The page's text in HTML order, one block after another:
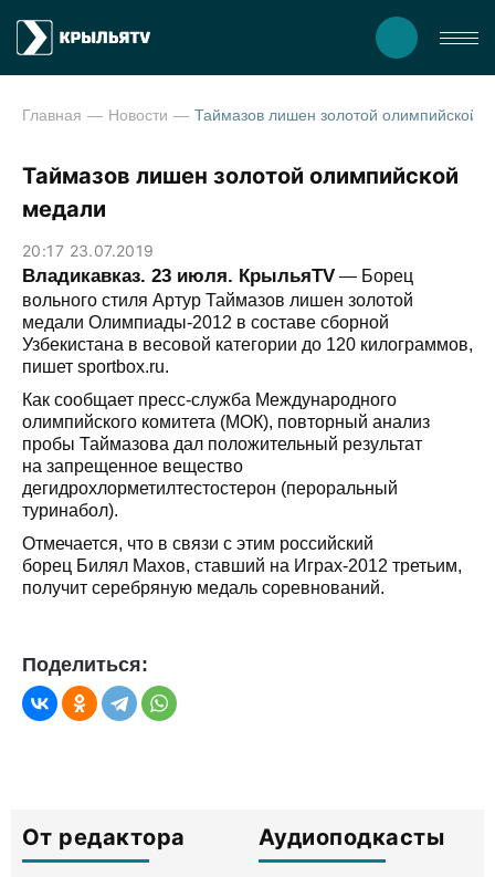
Главная Новости
Таймазов лишен золотой олимпийской
медали
20:17 23.07.2019
Владикавказ. 23 июля. КрыльяTV — Борец
вольного стиля Артур Таймазов лишен золотой
медали Олимпиады-2012 в составе сборной
Узбекистана в весовой категории до 120 килограммов,
пишет sportbox.ru.
Как сообщает пресс-служба Международного
олимпийского комитета (МОК), повторный анализ
пробы Таймазова дал положительный результат
на запрещенное вещество
дегидрохлорметилтестостерон (пероральный
туринабол).
Отмечается, что в связи с этим российский
борец Билял Махов, ставший на Играх-2012 третьим,
получит серебряную медаль соревнований.
Поделиться:
От редактора Аудиоподкасты